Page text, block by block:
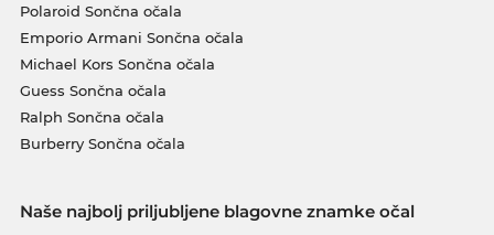
Polaroid Sončna očala
Emporio Armani Sončna očala
Michael Kors Sončna očala
Guess Sončna očala
Ralph Sončna očala
Burberry Sončna očala
Naše najbolj priljubljene blagovne znamke očal